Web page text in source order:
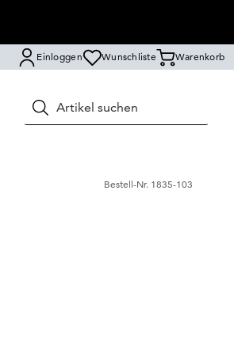
Einloggen Wunschliste Warenkorb
Suchen
Bestell-Nr. 1835-103